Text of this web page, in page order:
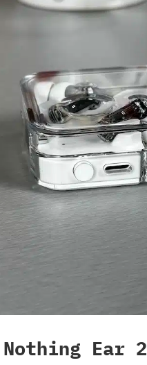
Nothing Ear 2